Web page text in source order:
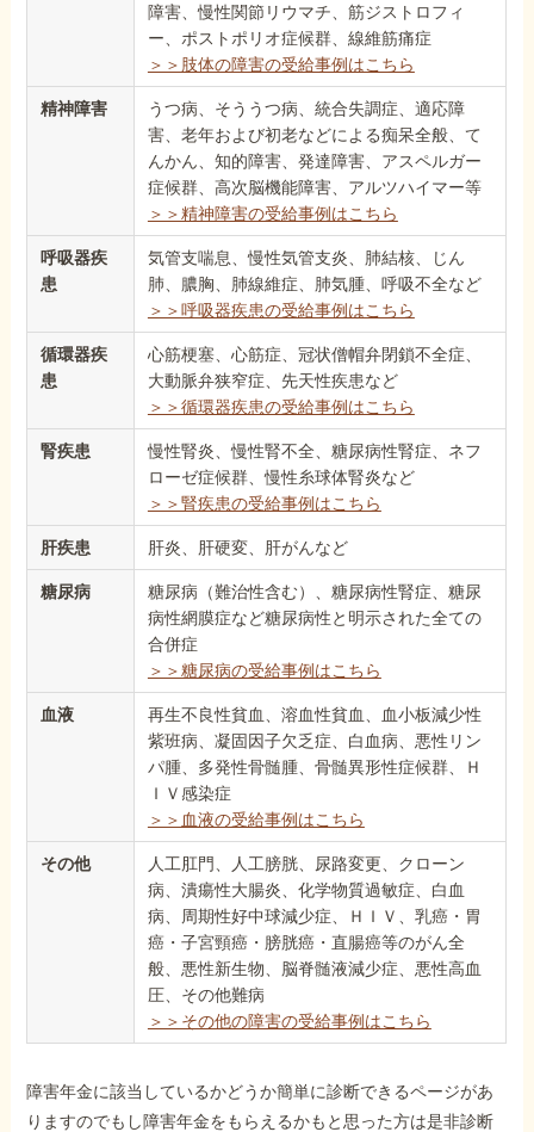
障害、慢性関節リウマチ、筋ジストロフィ
ー、ポストポリオ症候群、線維筋痛症
＞＞肢体の障害の受給事例はこちら
精神障害
うつ病、そううつ病、統合失調症、適応障
害、老年および初老などによる痴呆全般、て
んかん、知的障害、発達障害、アスペルガー
症候群、高次脳機能障害、アルツハイマー等
＞＞精神障害の受給事例はこちら
呼吸器疾
患
気管支喘息、慢性気管支炎、肺結核、じん
肺、膿胸、肺線維症、肺気腫、呼吸不全など
＞＞呼吸器疾患の受給事例はこちら
循環器疾
患
心筋梗塞、心筋症、冠状僧帽弁閉鎖不全症、
大動脈弁狭窄症、先天性疾患など
＞＞循環器疾患の受給事例はこちら
腎疾患
慢性腎炎、慢性腎不全、糖尿病性腎症、ネフ
ローゼ症候群、慢性糸球体腎炎など
＞＞腎疾患の受給事例はこちら
肝疾患 肝炎、肝硬変、肝がんなど
糖尿病
糖尿病（難治性含む）、糖尿病性腎症、糖尿
病性網膜症など糖尿病性と明示された全ての
合併症
＞＞糖尿病の受給事例はこちら
血液
再生不良性貧血、溶血性貧血、血小板減少性
紫班病、凝固因子欠乏症、白血病、悪性リン
パ腫、多発性骨髄腫、骨髄異形性症候群、Ｈ
ＩＶ感染症
＞＞血液の受給事例はこちら
その他
人工肛門、人工膀胱、尿路変更、クローン
病、潰瘍性大腸炎、化学物質過敏症、白血
病、周期性好中球減少症、ＨＩＶ、乳癌・胃
癌・子宮頸癌・膀胱癌・直腸癌等のがん全
般、悪性新生物、脳脊髄液減少症、悪性高血
圧、その他難病
＞＞その他の障害の受給事例はこちら
障害年金に該当しているかどうか簡単に診断できるページがあ
りますのでもし障害年金をもらえるかもと思った方は是非診断